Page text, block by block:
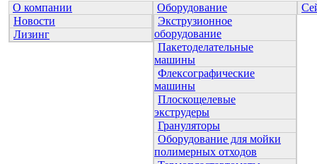
О компании
Новости
Лизинг
Оборудование
Экструзионное
оборудование
Пакетоделательные
машины
Флексографические
машины
Плоскощелевые
экструдеры
Грануляторы
Оборудование для мойки
полимерных отходов